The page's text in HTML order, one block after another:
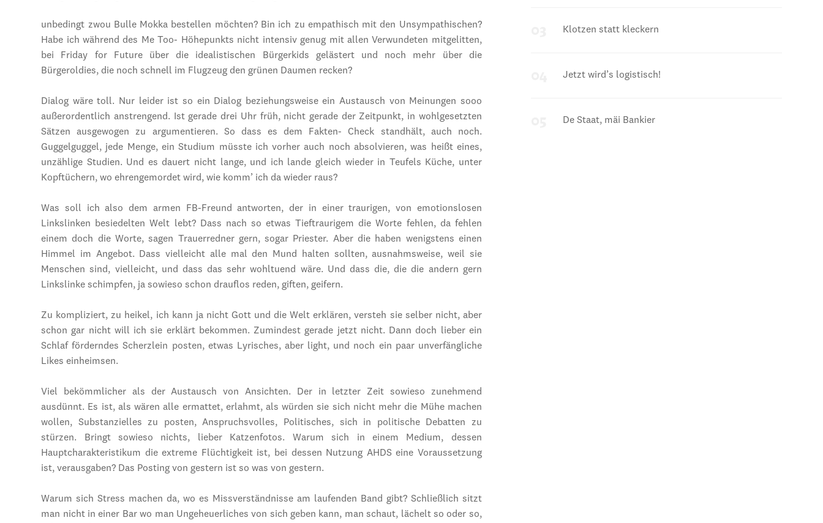
unbedingt zwou Bulle Mokka bestellen möchten? Bin ich zu empathisch mit den Unsympathischen?
Habe ich während des Me Too- Höhepunkts nicht intensiv genug mit allen Verwundeten mitgelitten,
bei Friday for Future über die idealistischen Bürgerkids gelästert und noch mehr über die
Bürgeroldies, die noch schnell im Flugzeug den grünen Daumen recken?
Dialog wäre toll. Nur leider ist so ein Dialog beziehungsweise ein Austausch von Meinungen sooo
außerordentlich anstrengend. Ist gerade drei Uhr früh, nicht gerade der Zeitpunkt, in wohlgesetzten
Sätzen ausgewogen zu argumentieren. So dass es dem Fakten- Check standhält, auch noch.
Guggelguggel, jede Menge, ein Studium müsste ich vorher auch noch absolvieren, was heißt eines,
unzählige Studien. Und es dauert nicht lange, und ich lande gleich wieder in Teufels Küche, unter
Kopftüchern, wo ehrengemordet wird, wie komm’ ich da wieder raus?
Was soll ich also dem armen FB-Freund antworten, der in einer traurigen, von emotionslosen
Linkslinken besiedelten Welt lebt? Dass nach so etwas Tieftraurigem die Worte fehlen, da fehlen
einem doch die Worte, sagen Trauerredner gern, sogar Priester. Aber die haben wenigstens einen
Himmel im Angebot. Dass vielleicht alle mal den Mund halten sollten, ausnahmsweise, weil sie
Menschen sind, vielleicht, und dass das sehr wohltuend wäre. Und dass die, die die andern gern
Linkslinke schimpfen, ja sowieso schon drauflos reden, giften, geifern.
Zu kompliziert, zu heikel, ich kann ja nicht Gott und die Welt erklären, versteh sie selber nicht, aber
schon gar nicht will ich sie erklärt bekommen. Zumindest gerade jetzt nicht. Dann doch lieber ein
Schlaf förderndes Scherzlein posten, etwas Lyrisches, aber light, und noch ein paar unverfängliche
Likes einheimsen.
Viel bekömmlicher als der Austausch von Ansichten. Der in letzter Zeit sowieso zunehmend
ausdünnt. Es ist, als wären alle ermattet, erlahmt, als würden sie sich nicht mehr die Mühe machen
wollen, Substanzielles zu posten, Anspruchsvolles, Politisches, sich in politische Debatten zu
stürzen. Bringt sowieso nichts, lieber Katzenfotos. Warum sich in einem Medium, dessen
Hauptcharakteristikum die extreme Flüchtigkeit ist, bei dessen Nutzung AHDS eine Voraussetzung
ist, verausgaben? Das Posting von gestern ist so was von gestern.
Warum sich Stress machen da, wo es Missverständnisse am laufenden Band gibt? Schließlich sitzt
man nicht in einer Bar wo man Ungeheuerliches von sich geben kann, man schaut, lächelt so oder so,
Klotzen statt kleckern
Jetzt wird’s logistisch!
De Staat, mäi Bankier